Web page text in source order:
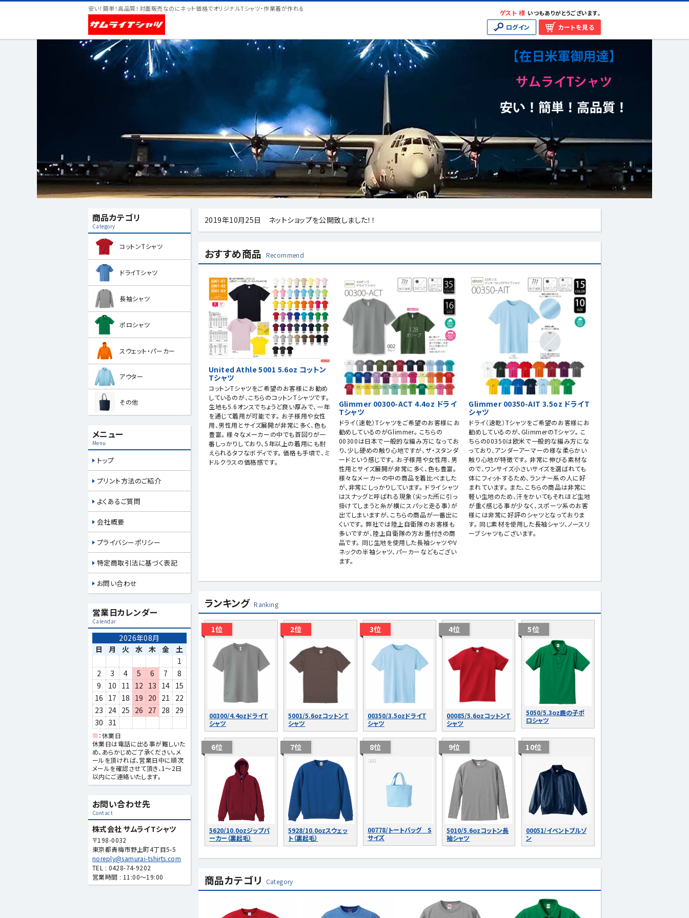
安い！簡単！高品質！対面販売なのにネット価格でオリジナルTシャツ・作業着が作れる ゲスト 様 いつもありがとうございます。
2019年10月25日 ネットショップを公開致しました！！
おすすめ商品 Recommend
United Athle 5001 5.6oz コットン
Tシャツ
コットンTシャツをご希望のお客様にお勧め
しているのが、こちらのコットンTシャツです。
生地も5.6オンスでちょうど良い厚みで、一年
を通じて着用が可能です。 お子様用や女性
用、男性用とサイズ展開が非常に多く、色も
豊富。 様々なメーカーの中でも首回りが一
番しっかりしており、5年以上の着用にも耐
えられるタフなボディです。 価格も手頃で、ミ
ドルクラスの価格感です。
Glimmer 00300-ACT 4.4oz ドライ
Tシャツ
ドライ（速乾）Tシャツをご希望のお客様にお
勧めしているのがGlimmer。 こちらの
00300は日本で一般的な編み方になってお
り、少し硬めの触り心地ですが、ザ・スタンダ
ードという感じです。 お子様用や女性用、男
性用とサイズ展開が非常に多く、色も豊富。
様々なメーカーの中の商品を着比べました
が、非常にしっかりしています。 ドライシャツ
はスナッグと呼ばれる現象（尖った所に引っ
掛けてしまうと糸が横にスパッと走る事）が
出てしまいますが、こちらの商品が一番出に
くいです。 弊社では陸上自衛隊のお客様も
多いですが、陸上自衛隊の方お墨付きの商
品です。 同じ生地を使用した長袖シャツやV
ネックの半袖シャツ、パーカーなどもござい
ます。
Glimmer 00350-AIT 3.5oz ドライT
シャツ
ドライ（速乾）Tシャツをご希望のお客様にお
勧めしているのが、GlimmerのTシャツ。 こ
ちらの00350は欧米で一般的な編み方にな
っており、アンダーアーマーの様な柔らかい
触り心地が特徴です。 非常に伸びる素材な
ので、ワンサイズ小さいサイズを選ばれても
体にフィットするため、ランナー系の人に好
まれています。 また、こちらの商品は非常に
軽い生地のため、汗をかいてもそれほど生地
が重く感じる事が少なく、スポーツ系のお客
様には非常に好評のシャツとなっておりま
す。 同じ素材を使用した長袖シャツ、ノースリ
ーブシャツもございます。
ランキング Ranking
1位
00300/4.4ozドライT
シャツ
2位
5001/5.6ozコットンT
シャツ
3位
00350/3.5ozドライT
シャツ
4位
00085/5.6ozコットンT
シャツ
5位
5050/5.3oz鹿の子ポ
ロシャツ
6位
5620/10.0ozジップパ
ーカー（裏起毛）
7位
5928/10.0ozスウェッ
ト（裏起毛）
8位
00778/トートバッグ S
サイズ
9位
5010/5.6ozコットン長
袖シャツ
10位
00051/イベントブルゾ
ン
商品カテゴリ Category
商品カテゴリ
Category
コットンTシャツ
ドライTシャツ
長袖シャツ
ポロシャツ
スウェット・パーカー
アウター
その他
メニュー
Menu
トップ
プリント方法のご紹介
よくあるご質問
会社概要
プライバシーポリシー
特定商取引法に基づく表記
お問い合わせ
営業日カレンダー
Calendar
2026年08月
日
月 火 水 木 金
土
1
2
3 4 5 6 7
8
9
10 11 12 13 14 15
16 17 18 19 20 21
22
23 24 25 26 27 28
29
30 31
■：休業日
休業日は電話に出る事が難しいた
め、あらかじめご了承ください。メ
ールを頂ければ、営業日中に順次
メールを確認させて頂き、1～2日
以内にご連絡いたします。
お問い合わせ先
Contact
株式会社 サムライTシャツ
〒198-0032
東京都青梅市野上町4丁目5-5
noreply@samurai-tshirts.com
TEL : 0428-74-9202
営業時間 : 11:00～19:00